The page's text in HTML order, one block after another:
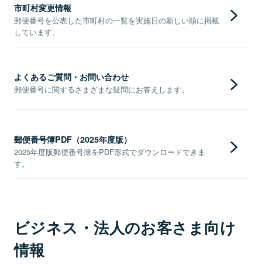
市町村変更情報
郵便番号を公表した市町村の一覧を実施日の新しい順に掲載
しています。
よくあるご質問・お問い合わせ
郵便番号に関するさまざまな疑問にお答えします。
郵便番号簿PDF（2025年度版）
2025年度版郵便番号簿をPDF形式でダウンロードできま
す。
ビジネス・法人のお客さま向け
情報